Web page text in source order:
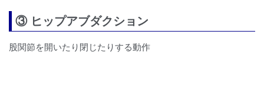
③ ヒップアブダクション
股関節を開いたり閉じたりする動作